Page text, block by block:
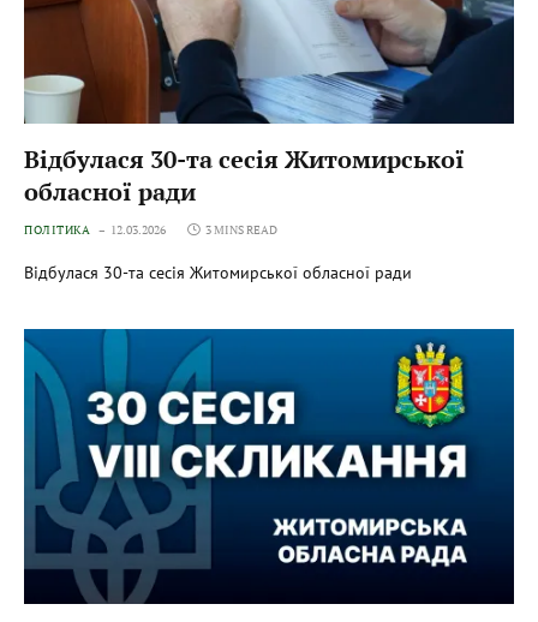
Відбулася 30-та сесія Житомирської
обласної ради
ПОЛІТИКА 12.03.2026 3 MINS READ
Відбулася 30-та сесія Житомирської обласної ради